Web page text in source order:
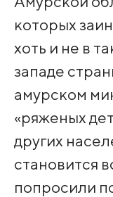
которых
хоть и не в
западе
амурском
«ряженых
других
становится
попросили